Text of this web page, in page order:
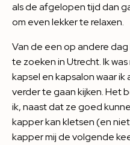
als de afgelopen tijd dan
om even lekker te relaxen.
Van de een op andere
te zoeken in Utrecht. Ik
kapsel en kapsalon waar
verder te gaan kijken. Het
ik, naast dat ze goed
kapper kan kletsen (en
kapper mij de volgende